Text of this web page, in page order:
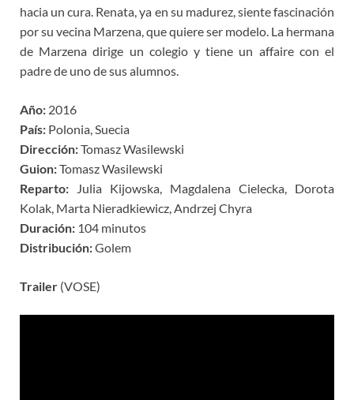
hacia un cura. Renata, ya en su madurez, siente fascinación
por su vecina Marzena, que quiere ser modelo. La hermana
de Marzena dirige un colegio y tiene un affaire con el
padre de uno de sus alumnos.
Año: 2016
País: Polonia, Suecia
Dirección:Tomasz Wasilewski
Guion:Tomasz Wasilewski
Reparto: Julia Kijowska, Magdalena Cielecka, Dorota
Kolak, Marta Nieradkiewicz, Andrzej Chyra
Duración: 104 minutos
Distribución:Golem
Trailer (VOSE)